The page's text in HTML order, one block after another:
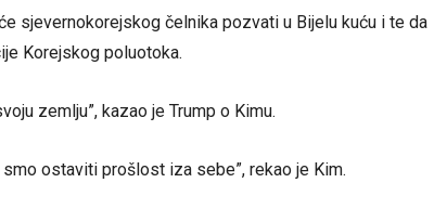
sjevernokorejskog čelnika pozvati u Bijelu kuću i te da
Korejskog poluotoka.
zemlju”, kazao je Trump o Kimu.
ostaviti prošlost iza sebe”, rekao je Kim.